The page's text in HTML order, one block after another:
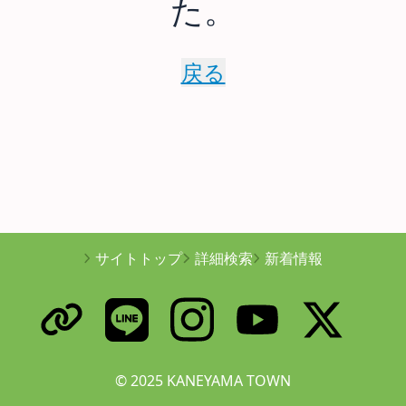
た。
戻る
サイトトップ 詳細検索 新着情報
© 2025 KANEYAMA TOWN